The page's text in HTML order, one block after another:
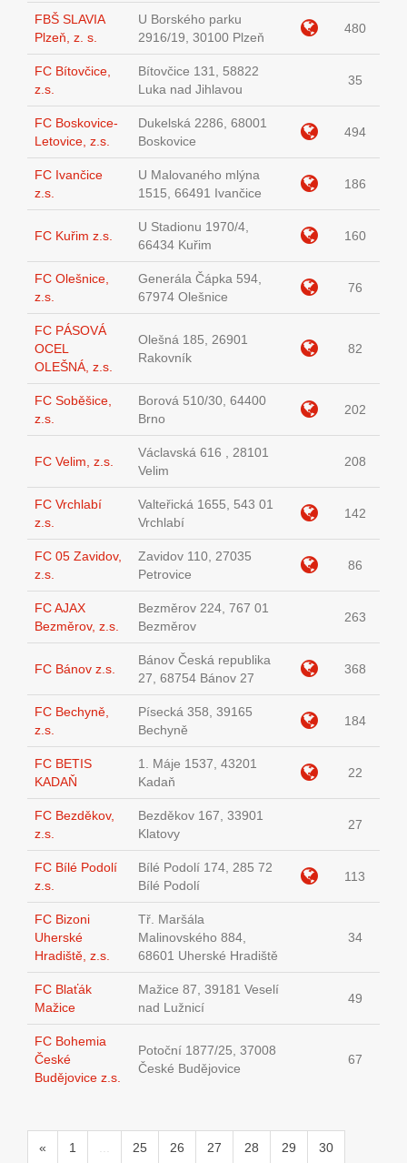
FBŠ SLAVIA
Plzeň, z. s.
U Borského parku
2916/19, 30100 Plzeň
480
FC Bítovčice,
z.s.
Bítovčice 131, 58822
Luka nad Jihlavou
35
FC Boskovice-
Letovice, z.s.
Dukelská 2286, 68001
Boskovice
494
FC Ivančice
z.s.
U Malovaného mlýna
1515, 66491 Ivančice
186
FC Kuřim z.s.
U Stadionu 1970/4,
66434 Kuřim
160
FC Olešnice,
z.s.
Generála Čápka 594,
67974 Olešnice
76
FC PÁSOVÁ
OCEL
OLEŠNÁ, z.s.
Olešná 185, 26901
Rakovník
82
FC Soběšice,
z.s.
Borová 510/30, 64400
Brno
202
FC Velim, z.s.
Václavská 616 , 28101
Velim
208
FC Vrchlabí
z.s.
Valteřická 1655, 543 01
Vrchlabí
142
FC 05 Zavidov,
z.s.
Zavidov 110, 27035
Petrovice
86
FC AJAX
Bezměrov, z.s.
Bezměrov 224, 767 01
Bezměrov
263
FC Bánov z.s.
Bánov Česká republika
27, 68754 Bánov 27
368
FC Bechyně,
z.s.
Písecká 358, 39165
Bechyně
184
FC BETIS
KADAŇ
1. Máje 1537, 43201
Kadaň
22
FC Bezděkov,
z.s.
Bezděkov 167, 33901
Klatovy
27
FC Bílé Podolí
z.s.
Bílé Podolí 174, 285 72
Bílé Podolí
113
FC Bizoni
Uherské
Hradiště, z.s.
Tř. Maršála
Malinovského 884,
68601 Uherské Hradiště
34
FC Blaťák
Mažice
Mažice 87, 39181 Veselí
nad Lužnicí
49
FC Bohemia
České
Budějovice z.s.
Potoční 1877/25, 37008
České Budějovice
67
« 1 ... 25 26 27 28 29 30